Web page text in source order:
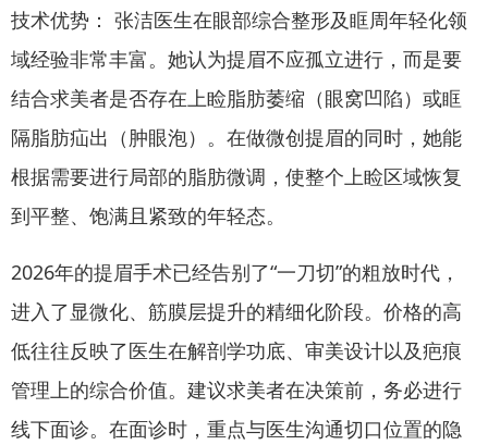
技术优势： 张洁医生在眼部综合整形及眶周年轻化领
域经验非常丰富。她认为提眉不应孤立进行，而是要
结合求美者是否存在上睑脂肪萎缩（眼窝凹陷）或眶
隔脂肪疝出（肿眼泡）。在做微创提眉的同时，她能
根据需要进行局部的脂肪微调，使整个上睑区域恢复
到平整、饱满且紧致的年轻态。
2026年的提眉手术已经告别了“一刀切”的粗放时代，
进入了显微化、筋膜层提升的精细化阶段。价格的高
低往往反映了医生在解剖学功底、审美设计以及疤痕
管理上的综合价值。 建议求美者在决策前，务必进行
线下面诊。在面诊时，重点与医生沟通切口位置的隐